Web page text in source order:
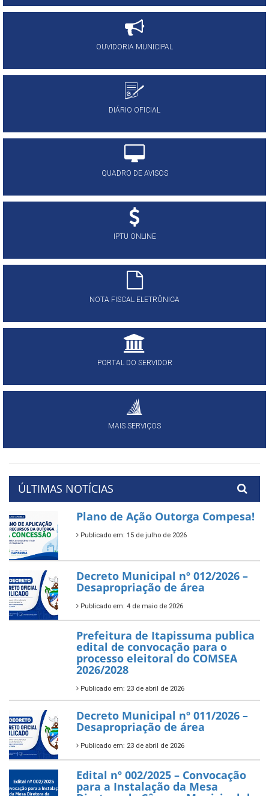
OUVIDORIA MUNICIPAL
DIÁRIO OFICIAL
QUADRO DE AVISOS
IPTU ONLINE
NOTA FISCAL ELETRÔNICA
PORTAL DO SERVIDOR
MAIS SERVIÇOS
ÚLTIMAS NOTÍCIAS
Plano de Ação Outorga Compesa!
Publicado em: 15 de julho de 2026
Decreto Municipal nº 012/2026 –
Desapropriação de área
Publicado em: 4 de maio de 2026
Prefeitura de Itapissuma publica
edital de convocação para o
processo eleitoral do COMSEA
2026/2028
Publicado em: 23 de abril de 2026
Decreto Municipal nº 011/2026 –
Desapropriação de área
Publicado em: 23 de abril de 2026
Edital nº 002/2025 – Convocação
para a Instalação da Mesa